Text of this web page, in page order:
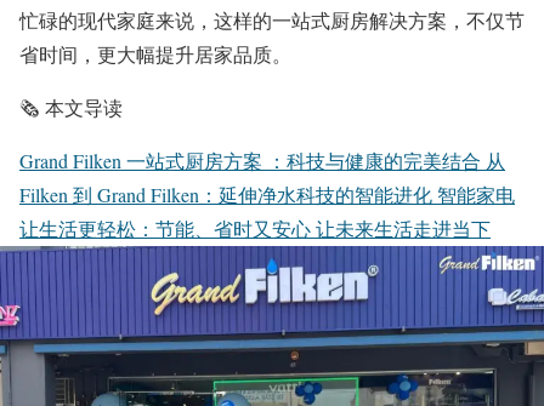
忙碌的现代家庭来说，这样的一站式厨房解决方案，不仅节
省时间，更大幅提升居家品质。
🗞️ 本文导读
Grand Filken 一站式厨房方案 ：科技与健康的完美结合 从
Filken 到 Grand Filken：延伸净水科技的智能进化 智能家电
让生活更轻松：节能、省时又安心让未来生活走进当下